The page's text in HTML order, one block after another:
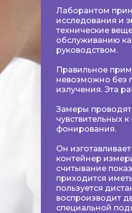
Лаборантом
исследования и
технические
обслуживанию
руководством.
Правильное
невозможно без
излучения. Эта
Замеры
чувствительных
фонирования.
Он
контейнер
считывание
приходится
пользуется
воспроизводит
специальной